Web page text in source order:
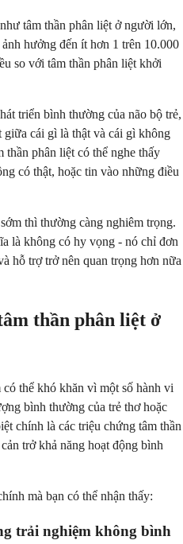
tâm thần phân liệt ở người lớn,
hưởng đến ít hơn 1 trên 10.000
so với tâm thần phân liệt khởi
triển bình thường của não bộ trẻ,
giữa cái gì là thật và cái gì không
thần phân liệt có thể nghe thấy
có thật, hoặc tin vào những điều
thì thường càng nghiêm trọng.
là không có hy vọng - nó chỉ đơn
hỗ trợ trở nên quan trọng hơn nữa
thần phân liệt ở
thể khó khăn vì một số hành vi
bình thường của trẻ thơ hoặc
chính là các triệu chứng tâm thần
trở khả năng hoạt động bình
mà bạn có thể nhận thấy:
trải nghiệm không bình